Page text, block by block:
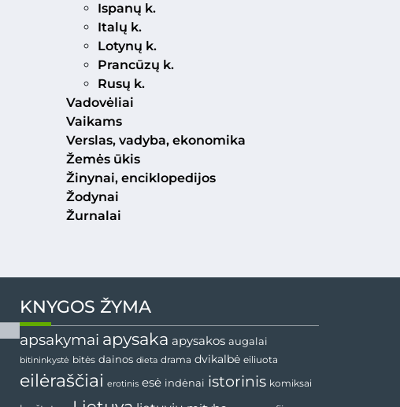
Ispanų k.
Italų k.
Lotynų k.
Prancūzų k.
Rusų k.
Vadovėliai
Vaikams
Verslas, vadyba, ekonomika
Žemės ūkis
Žinynai, enciklopedijos
Žodynai
Žurnalai
KNYGOS ŽYMA
apsakymai apysaka apysakos augalai
bitininkystė bitės dainos dieta drama dvikalbė eiliuota
eilėraščiai erotinis esė indėnai istorinis komiksai